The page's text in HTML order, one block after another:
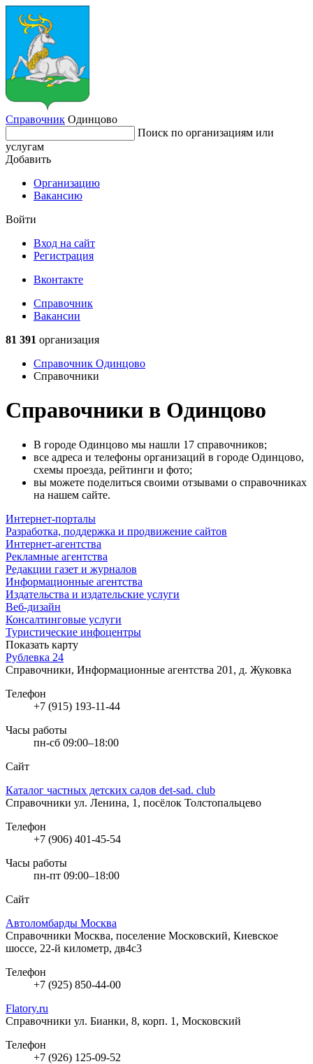
Справочник Одинцово
Поиск по организациям или
услугам
Добавить
Организацию
Вакансию
Войти
Вход на сайт
Регистрация
Вконтакте
Справочник
Вакансии
81 391 организация
Справочник Одинцово
Справочники
Справочники в Одинцово
В городе Одинцово мы нашли 17 справочников;
все адреса и телефоны организаций в городе Одинцово,
схемы проезда, рейтинги и фото;
вы можете поделиться своими отзывами о справочниках
на нашем сайте.
Интернет-порталы
Разработка, поддержка и продвижение сайтов
Интернет-агентства
Рекламные агентства
Редакции газет и журналов
Информационные агентства
Издательства и издательские услуги
Веб-дизайн
Консалтинговые услуги
Туристические инфоцентры
Показать карту
Рублевка 24
Справочники, Информационные агентства 201, д. Жуковка
Телефон
+7 (915) 193-11-44
Часы работы
пн-сб 09:00–18:00
Сайт
Каталог частных детских садов det-sad. club
Справочники ул. Ленина, 1, посёлок Толстопальцево
Телефон
+7 (906) 401-45-54
Часы работы
пн-пт 09:00–18:00
Сайт
Автоломбарды Москва
Справочники Москва, поселение Московский, Киевское
шоссе, 22-й километр, дв4с3
Телефон
+7 (925) 850-44-00
Flatory.ru
Справочники ул. Бианки, 8, корп. 1, Московский
Телефон
+7 (926) 125-09-52